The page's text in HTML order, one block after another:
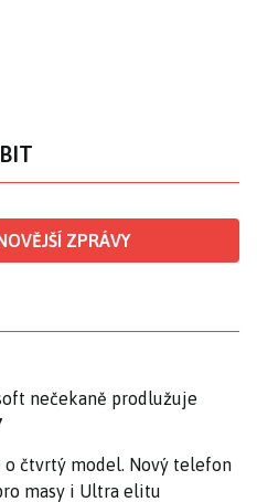
ZPRÁVY
nečekaně prodlužuje
o čtvrtý model. Nový telefon
masy i Ultra elitu